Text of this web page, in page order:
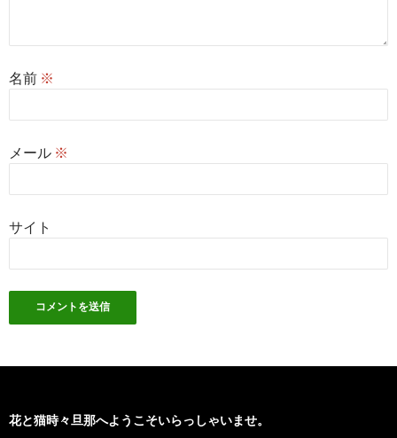
名前 ※
メール ※
サイト
花と猫時々旦那へようこそいらっしゃいませ。